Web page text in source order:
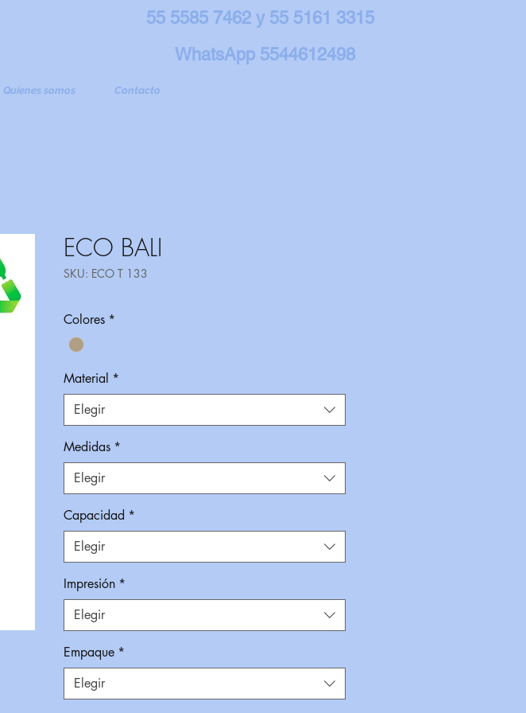
55 5585 7462 y 55 5161 3315
WhatsApp 5544612498
Quienes somos Contacto
ECO BALI
SKU: ECO T 133
Colores *
Material *
Elegir
Medidas *
Elegir
Capacidad *
Elegir
Impresión *
Elegir
Empaque *
Elegir